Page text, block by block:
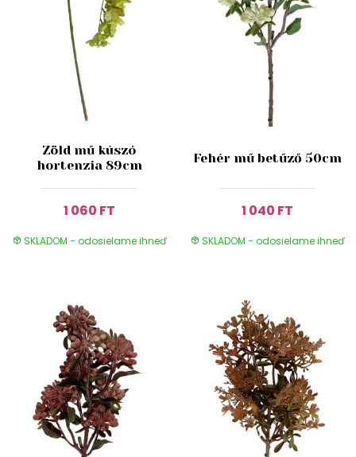
Zöld mű kúszó
hortenzia 89cm
1 060 FT
SKLADOM - odosielame ihneď
Fehér mű betűző 50cm
1 040 FT
SKLADOM - odosielame ihneď